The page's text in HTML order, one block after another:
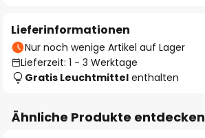
Lieferinformationen
Nur noch wenige Artikel auf Lager
Lieferzeit: 1 - 3 Werktage
Gratis Leuchtmittel enthalten
Ähnliche Produkte entdecken